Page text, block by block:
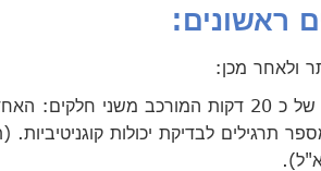
ראשונים:
ולאחר מכן:
עוברים מבדק של כ 20 דקות המורכב משני
תרגילים לבדיקת יכולות קוגניטיביות.